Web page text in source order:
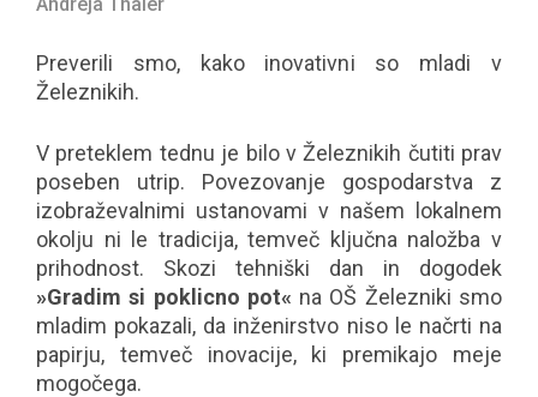
Preverili smo, kako inovativni so mladi v
Železnikih.
V preteklem tednu je bilo v Železnikih čutiti prav
poseben utrip. Povezovanje gospodarstva z
izobraževalnimi ustanovami v našem lokalnem
okolju ni le tradicija, temveč ključna naložba v
prihodnost. Skozi tehniški dan in dogodek
»Gradim si poklicno pot« na OŠ Železniki smo
mladim pokazali, da inženirstvo niso le načrti na
papirju, temveč inovacije, ki premikajo meje
mogočega.